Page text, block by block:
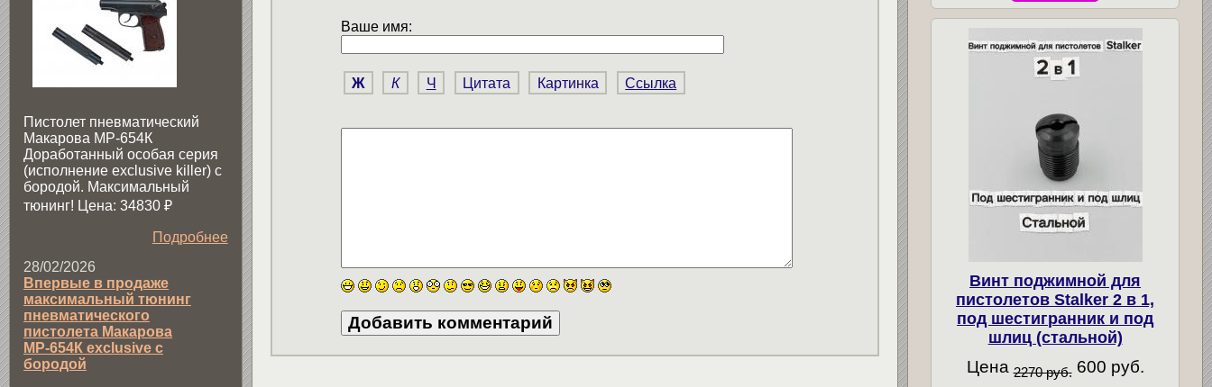
Ваше имя:
Ж К Ч Цитата Картинка Ссылка
Пистолет пневматический
Макарова МР-654К
Доработанный особая серия
(исполнение exclusive killer) с
бородой. Максимальный
тюнинг! Цена: 34830 ₽
Подробнее
28/02/2026
Впервые в продаже
максимальный тюнинг
пневматического
пистолета Макарова
МР-654К exclusive с
бородой
Винт поджимной для
пистолетов Stalker 2 в 1,
под шестигранник и под
шлиц (стальной)
Цена 2270 руб. 600 руб.